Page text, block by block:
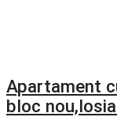
Apartament
bloc